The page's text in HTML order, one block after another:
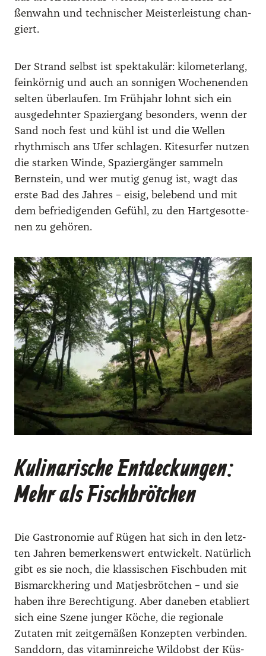
ßen­wahn und tech­ni­scher Meis­ter­leis­tung chan­
giert.
Der Strand selbst ist spek­ta­ku­lär: kilo­me­ter­lang,
fein­kör­nig und auch an son­ni­gen Wochen­en­den
sel­ten über­lau­fen. Im Früh­jahr lohnt sich ein
aus­ge­dehn­ter Spa­zier­gang beson­ders, wenn der
Sand noch fest und kühl ist und die Wel­len
rhyth­misch ans Ufer schla­gen. Kitesur­fer nut­zen
die star­ken Win­de, Spa­zier­gän­ger sam­meln
Bern­stein, und wer mutig genug ist, wagt das
ers­te Bad des Jah­res – eisig, bele­bend und mit
dem befrie­di­gen­den Gefühl, zu den Hart­ge­sot­te­
nen zu gehö­ren.
Kulinarische Entdeckungen:
Mehr als Fischbrötchen
Die Gas­tro­no­mie auf Rügen hat sich in den letz­
ten Jah­ren bemer­kens­wert ent­wi­ckelt. Natür­lich
gibt es sie noch, die klas­si­schen Fisch­bu­den mit
Bis­marck­he­ring und Mat­jes­bröt­chen – und sie
haben ihre Berech­ti­gung. Aber dane­ben eta­bliert
sich eine Sze­ne jun­ger Köche, die regio­na­le
Zuta­ten mit zeit­ge­mä­ßen Kon­zep­ten ver­bin­den.
Sand­dorn, das vit­amin­rei­che Wild­obst der Küs­